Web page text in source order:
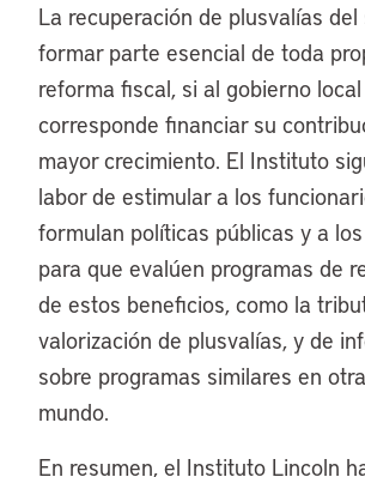
La recuperación de plusvalías del
formar parte esencial de toda
reforma fiscal, si al gobierno
corresponde financiar su
mayor crecimiento. El Instituto
labor de estimular a los
formulan políticas públicas y a
para que evalúen programas de
de estos beneficios, como la
valorización de plusvalías, y de
sobre programas similares en
mundo.
En resumen, el Instituto Lincoln